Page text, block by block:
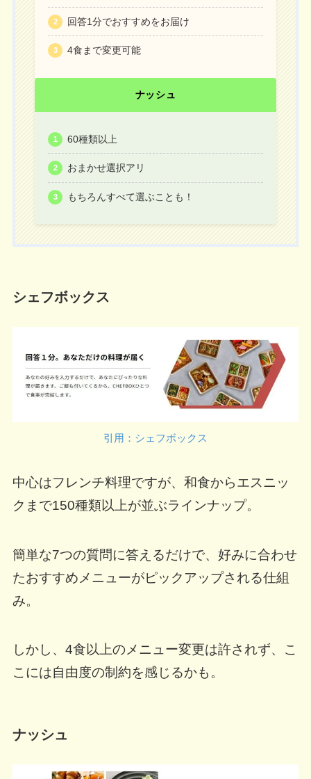
回答1分でおすすめをお届け
4食まで変更可能
ナッシュ
60種類以上
おまかせ選択アリ
もちろんすべて選ぶことも！
シェフボックス
引用：シェフボックス
中心はフレンチ料理ですが、和食からエスニッ
クまで150種類以上が並ぶラインナップ。
簡単な7つの質問に答えるだけで、好みに合わせ
たおすすめメニューがピックアップされる仕組
み。
しかし、4食以上のメニュー変更は許されず、こ
こには自由度の制約を感じるかも。
ナッシュ